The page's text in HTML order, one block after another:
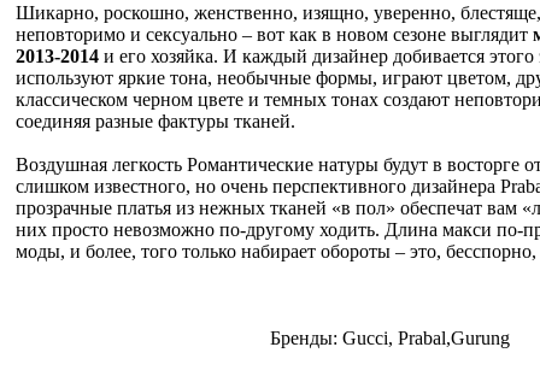
Шикарно, роскошно, женственно, изящно, уверенно, блестяще,
неповторимо и сексуально – вот как в новом сезоне выглядит
2013-2014 и его хозяйка. И каждый дизайнер добивается
используют яркие тона, необычные формы, играют цветом,
классическом черном цвете и темных тонах создают
соединяя разные фактуры тканей.
Воздушная легкость Романтические натуры будут в восторге
слишком известного, но очень перспективного дизайнера
прозрачные платья из нежных тканей «в пол» обеспечат вам
них просто невозможно по-другому ходить. Длина макси по-
моды, и более, того только набирает обороты – это,
Бренды: Gucci, Prabal,Gurung